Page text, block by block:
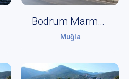
Bodrum Marmara Koleji AKM
Muğla